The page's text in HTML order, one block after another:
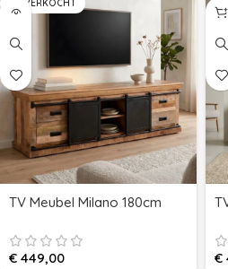
UITVERKOCHT
TV Meubel Milano 180cm
€ 449,00 €